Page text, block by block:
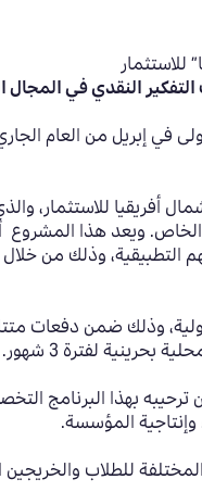
للاستثمار
النقدي في المجال
في إبريل من العام
للاستثمار،
ويعد هذا المشروع
التطبيقية، وذلك من
والدولية، وذلك ضمن
لفترة 3 شهور.
بهذا البرنامج
وإنتاجية المؤسسة.
للطلاب والخريجين